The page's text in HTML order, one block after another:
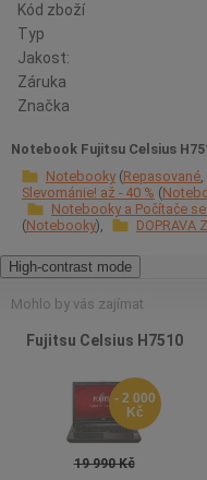
Kód zboží
Typ
Jakost:
Záruka
Značka
Notebook Fujitsu Celsius
Notebooky Repasované
Slevománie! až - 40 %
Notebooky a Počítače
Notebooky
DOPRAVA
High-contrast mode
Mohlo by vás zajímat
Fujitsu Celsius H7510
- 2 000
Kč
19 990 Kč